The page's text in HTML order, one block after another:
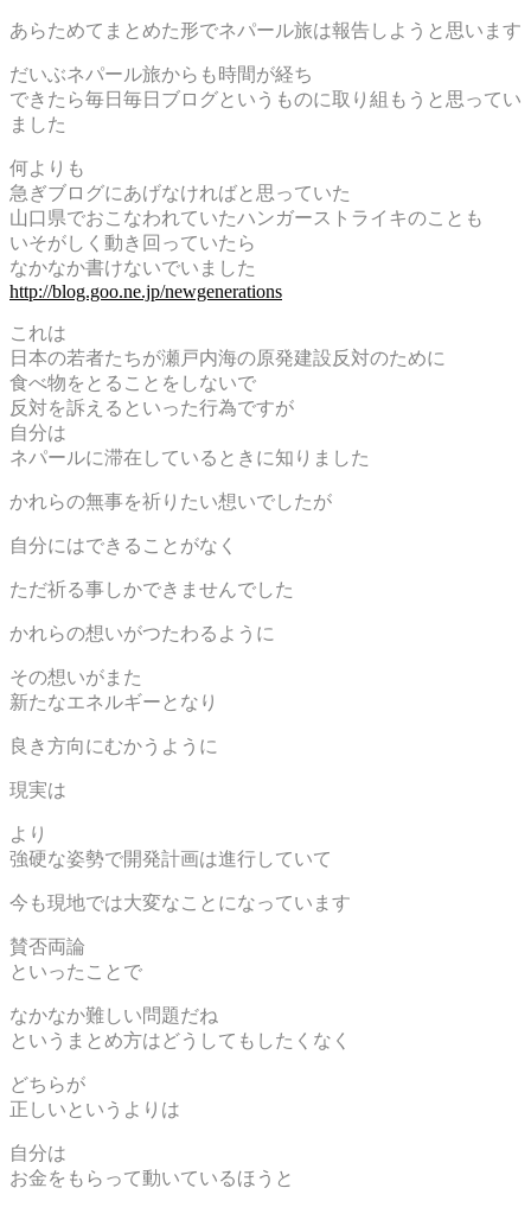
あらためてまとめた形でネパール旅は報告しようと思います
だいぶネパール旅からも時間が経ち
できたら毎日毎日ブログというものに取り組もうと思ってい
ました
何よりも
急ぎブログにあげなければと思っていた
山口県でおこなわれていたハンガーストライキのことも
いそがしく動き回っていたら
なかなか書けないでいました
http://blog.goo.ne.jp/newgenerations
これは
日本の若者たちが瀬戸内海の原発建設反対のために
食べ物をとることをしないで
反対を訴えるといった行為ですが
自分は
ネパールに滞在しているときに知りました
かれらの無事を祈りたい想いでしたが
自分にはできることがなく
ただ祈る事しかできませんでした
かれらの想いがつたわるように
その想いがまた
新たなエネルギーとなり
良き方向にむかうように
現実は
より
強硬な姿勢で開発計画は進行していて
今も現地では大変なことになっています
賛否両論
といったことで
なかなか難しい問題だね
というまとめ方はどうしてもしたくなく
どちらが
正しいというよりは
自分は
お金をもらって動いているほうと